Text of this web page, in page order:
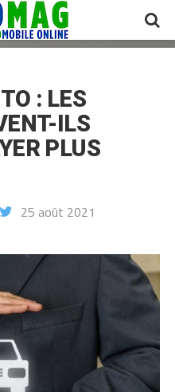
: LES
ILS
PLUS
25 août 2021